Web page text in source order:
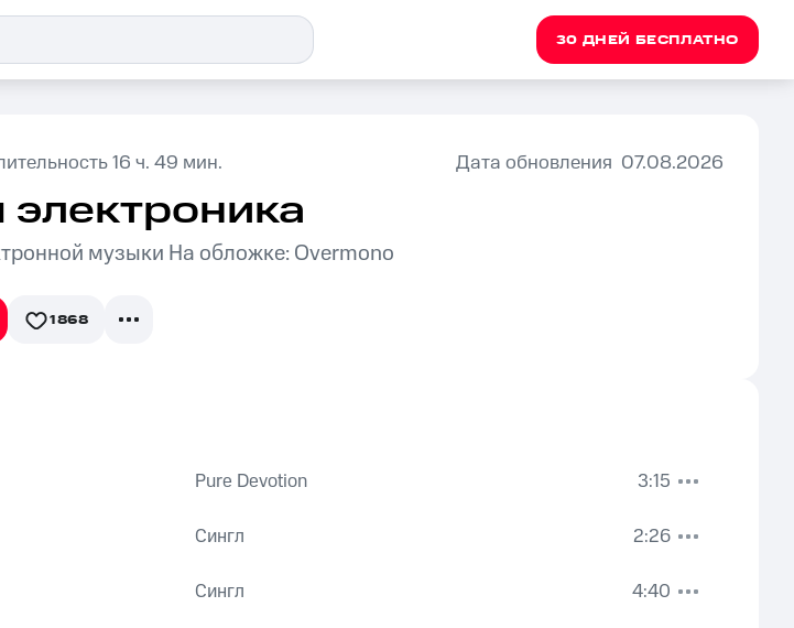
30 ДНЕЙ БЕСПЛАТНО
16 ч. 49 мин. Дата обновления 07.08.2026
музыки На обложке: Overmono
1868
Pure Devotion
3:15
Сингл
2:26
Сингл
4:40